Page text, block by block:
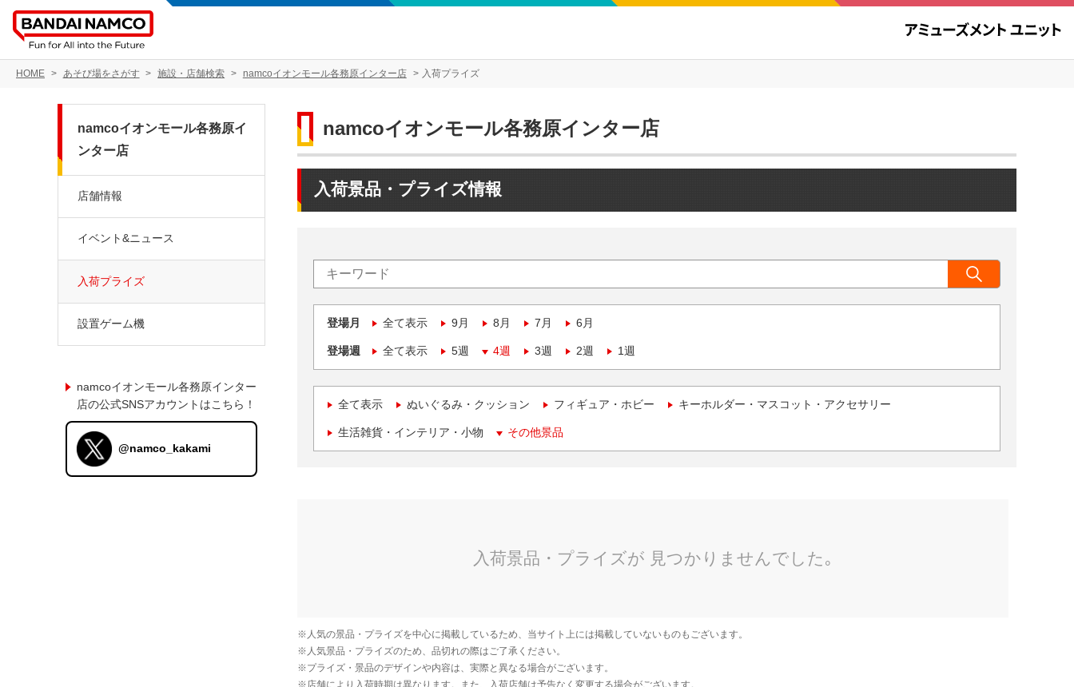
HOME あそび場をさがす 施設・店舗検索 namcoイオンモール各務原インター店 入荷プライズ
namcoイオンモール各務原インター店
入荷景品・プライズ情報
登場月 全て表示 9月 8月 7月 6月
登場週 全て表示 5週 4週 3週 2週 1週
全て表示 ぬいぐるみ・クッション フィギュア・ホビー キーホルダー・マスコット・アクセサリー
生活雑貨・インテリア・小物 その他景品
namcoイオンモール各務原イ
ンター店
店舗情報
イベント&ニュース
入荷プライズ
設置ゲーム機
namcoイオンモール各務原インター
店の公式SNSアカウントはこちら！
@namco_kakami